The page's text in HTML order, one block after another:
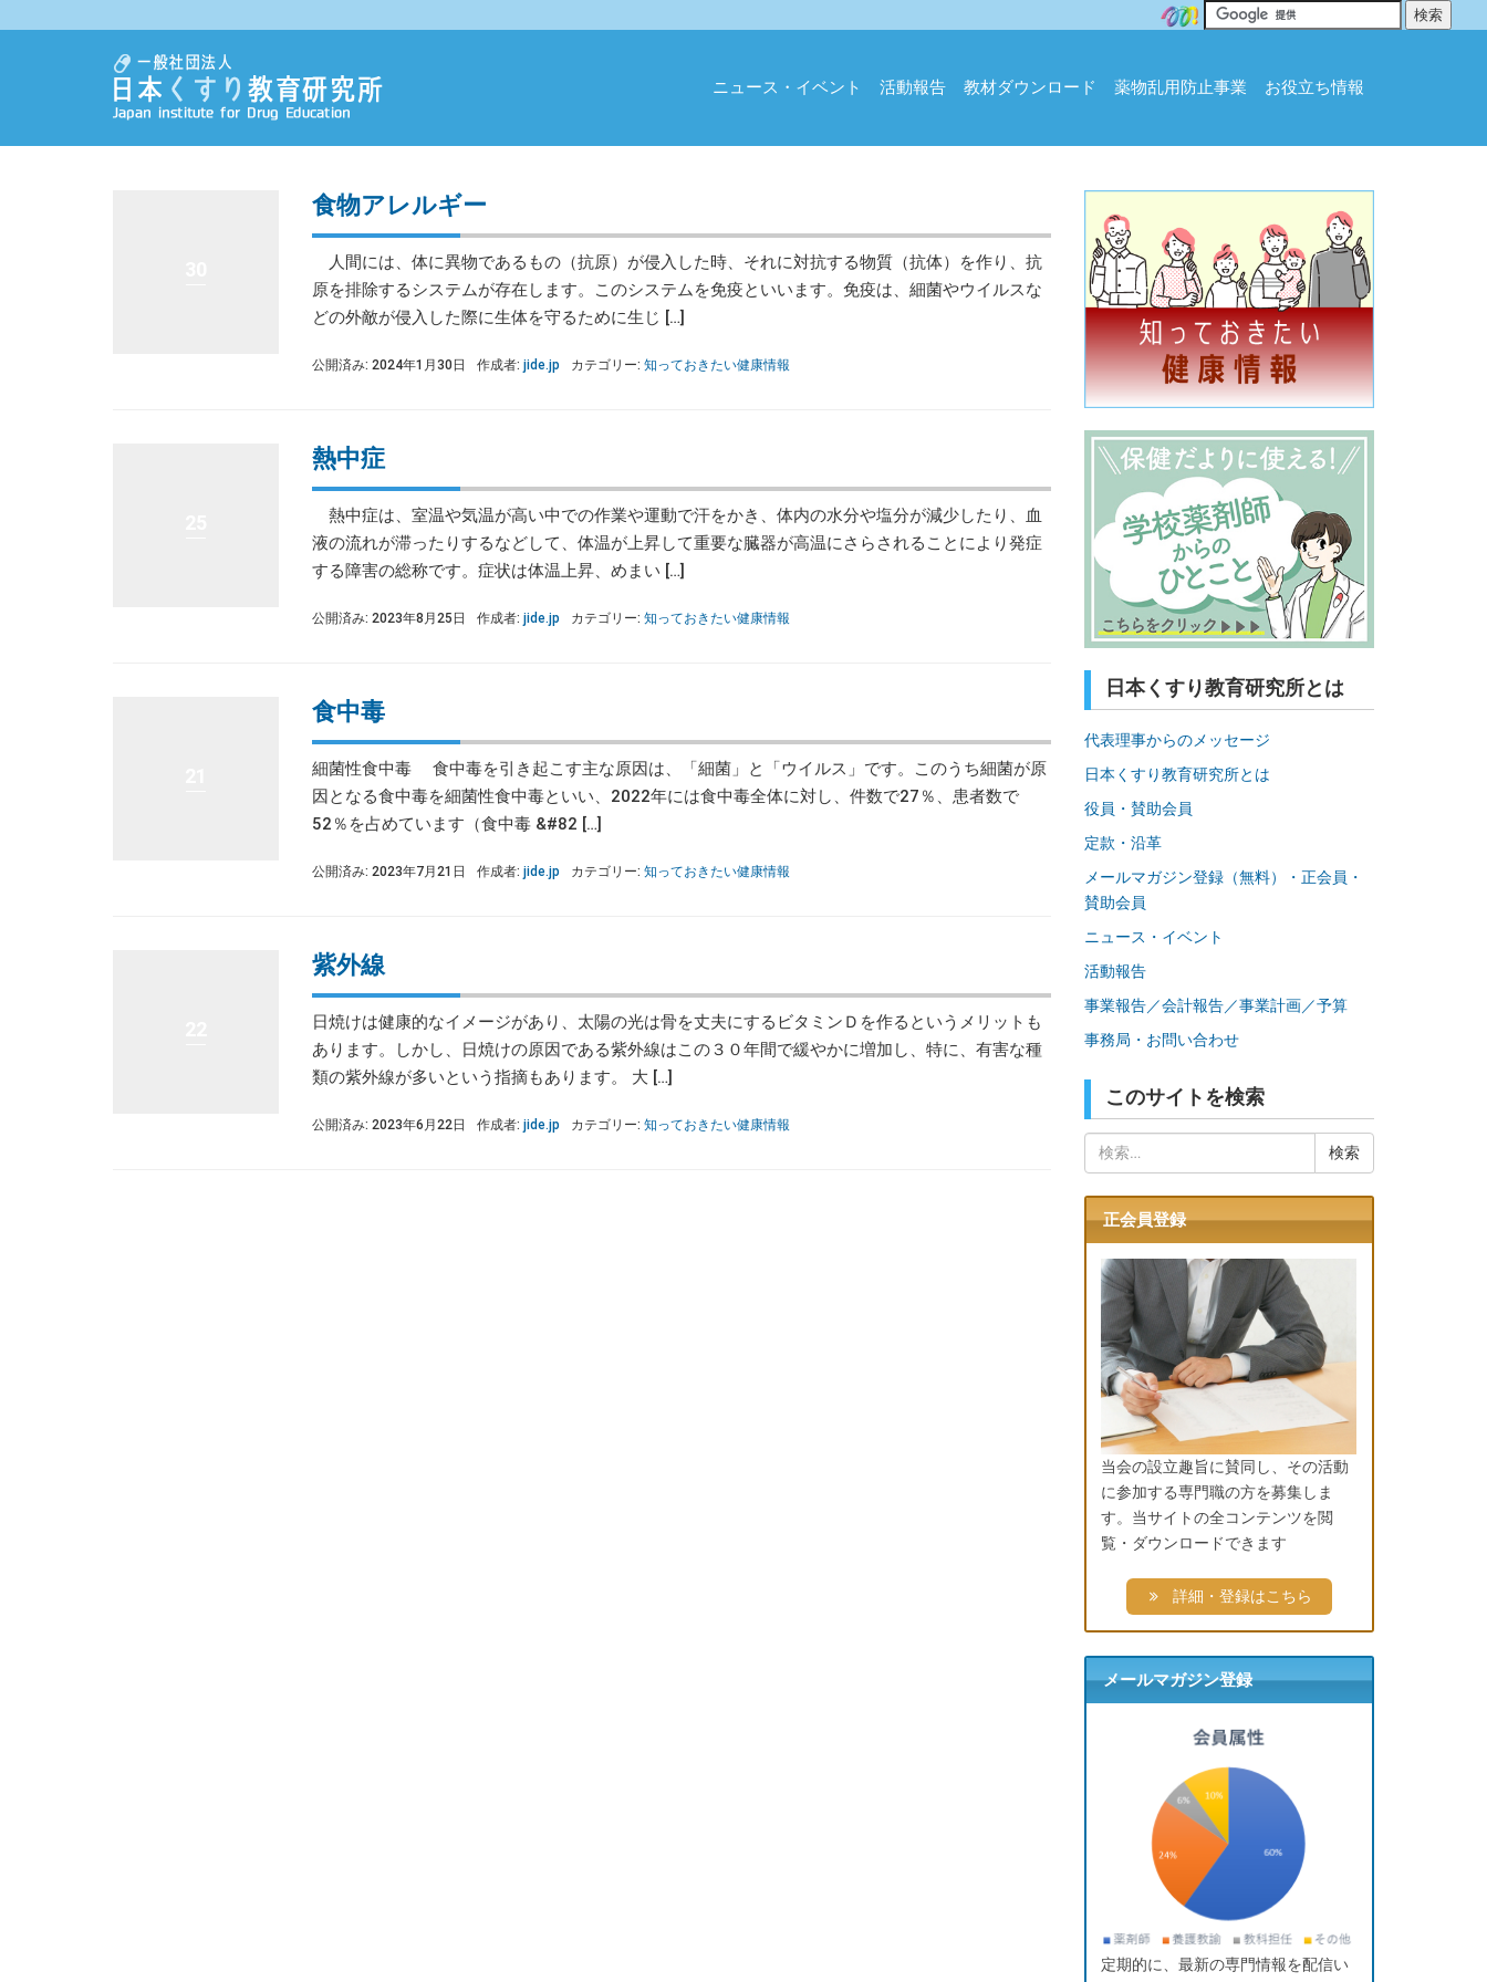
ニュース・イベント 活動報告 教材ダウンロード 薬物乱用防止事業 お役立ち情報
食物アレルギー
人間には、体に異物であるもの（抗原）が侵入した時、それに対抗する物質（抗体）を作り、抗
原を排除するシステムが存在します。このシステムを免疫といいます。免疫は、細菌やウイルスな
どの外敵が侵入した際に生体を守るために生じ […]
公開済み: 2024年1月30日 作成者: jide.jp カテゴリー: 知っておきたい健康情報
熱中症
熱中症は、室温や気温が高い中での作業や運動で汗をかき、体内の水分や塩分が減少したり、血
液の流れが滞ったりするなどして、体温が上昇して重要な臓器が高温にさらされることにより発症
する障害の総称です。症状は体温上昇、めまい […]
公開済み: 2023年8月25日 作成者: jide.jp カテゴリー: 知っておきたい健康情報
食中毒
細菌性食中毒 食中毒を引き起こす主な原因は、「細菌」と「ウイルス」です。このうち細菌が原
因となる食中毒を細菌性食中毒といい、2022年には食中毒全体に対し、件数で27％、患者数で
52％を占めています（食中毒 &#82 […]
公開済み: 2023年7月21日 作成者: jide.jp カテゴリー: 知っておきたい健康情報
紫外線
日焼けは健康的なイメージがあり、太陽の光は骨を丈夫にするビタミンＤを作るというメリットも
あります。しかし、日焼けの原因である紫外線はこの３０年間で緩やかに増加し、特に、有害な種
類の紫外線が多いという指摘もあります。 大 […]
公開済み: 2023年6月22日 作成者: jide.jp カテゴリー: 知っておきたい健康情報
日本くすり教育研究所とは
代表理事からのメッセージ
日本くすり教育研究所とは
役員・賛助会員
定款・沿革
メールマガジン登録（無料）・正会員・
賛助会員
ニュース・イベント
活動報告
事業報告／会計報告／事業計画／予算
事務局・お問い合わせ
このサイトを検索
索:
正会員登録
当会の設立趣旨に賛同し、その活動
に参加する専門職の方を募集しま
す。当サイトの全コンテンツを閲
覧・ダウンロードできます
詳細・登録はこちら
メールマガジン登録
定期的に、最新の専門情報を配信い